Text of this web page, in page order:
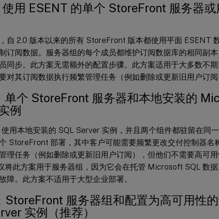
使用 ESENT 的单个 StoreFront 服务器
自 2.0 版本以来的所有 StoreFront 版本都使用平面 ESENT
订阅数据。服务器组的每个成员都维护订阅数据库的相同副
同步。此方案无需额外的配置步骤。此方案适用于大多数不
对其订阅数据执行频繁管理任务（例如删除或更新旧用户订
单个 StoreFront 服务器和本地安装的
例
用本地安装的 SQL Server 实例，并且两个组件都驻留在同
StoreFront 部署，其中客户可能需要频繁更改交付控制器名
理任务（例如删除或更新旧用户订阅），但他们不需要高可
将此方案用于服务器组，因为它会在托管 Microsoft SQL 数
障。此方案不适用于大型企业部署。
StoreFront 服务器组和配置为高可用性
实例（推荐）